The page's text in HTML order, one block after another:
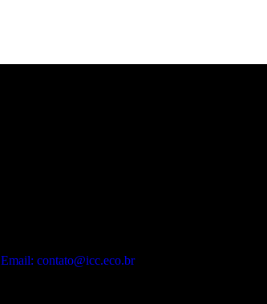
Email: contato@icc.eco.br